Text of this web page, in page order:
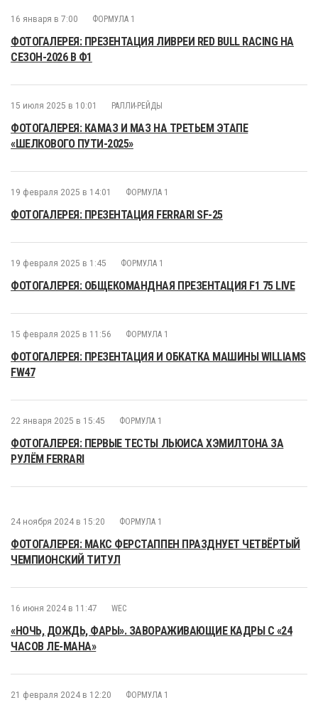
16 января в 7:00 ФОРМУЛА 1
ФОТОГАЛЕРЕЯ: ПРЕЗЕНТАЦИЯ ЛИВРЕИ RED BULL RACING НА
СЕЗОН-2026 В Ф1
15 июля 2025 в 10:01 РАЛЛИ-РЕЙДЫ
ФОТОГАЛЕРЕЯ: КАМАЗ И МАЗ НА ТРЕТЬЕМ ЭТАПЕ
«ШЕЛКОВОГО ПУТИ-2025»
19 февраля 2025 в 14:01 ФОРМУЛА 1
ФОТОГАЛЕРЕЯ: ПРЕЗЕНТАЦИЯ FERRARI SF-25
19 февраля 2025 в 1:45 ФОРМУЛА 1
ФОТОГАЛЕРЕЯ: ОБЩЕКОМАНДНАЯ ПРЕЗЕНТАЦИЯ F1 75 LIVE
15 февраля 2025 в 11:56 ФОРМУЛА 1
ФОТОГАЛЕРЕЯ: ПРЕЗЕНТАЦИЯ И ОБКАТКА МАШИНЫ WILLIAMS
FW47
22 января 2025 в 15:45 ФОРМУЛА 1
ФОТОГАЛЕРЕЯ: ПЕРВЫЕ ТЕСТЫ ЛЬЮИСА ХЭМИЛТОНА ЗА
РУЛЁМ FERRARI
24 ноября 2024 в 15:20 ФОРМУЛА 1
ФОТОГАЛЕРЕЯ: МАКС ФЕРСТАППЕН ПРАЗДНУЕТ ЧЕТВЁРТЫЙ
ЧЕМПИОНСКИЙ ТИТУЛ
16 июня 2024 в 11:47 WEC
«НОЧЬ, ДОЖДЬ, ФАРЫ». ЗАВОРАЖИВАЮЩИЕ КАДРЫ С «24
ЧАСОВ ЛЕ-МАНА»
21 февраля 2024 в 12:20 ФОРМУЛА 1